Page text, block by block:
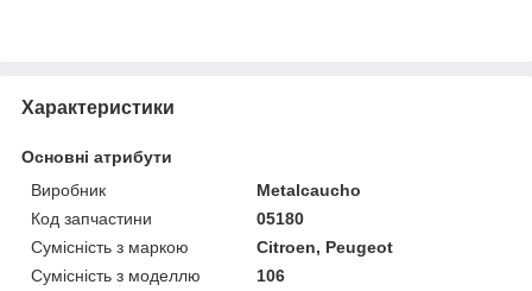
Характеристики
Основні атрибути
Виробник
Metalcaucho
Код запчастини
05180
Сумісність з маркою
Citroen, Peugeot
Сумісність з моделлю
106